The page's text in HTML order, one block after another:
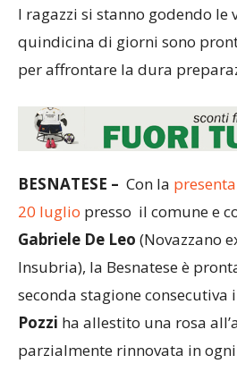
I ragazzi si stanno godendo le
quindicina di giorni sono
per affrontare la dura
BESNATESE – Con la
20 luglio presso il comune e
Gabriele De Leo (Novazzano
Insubria), la Besnatese è
seconda stagione consecutiva
Pozzi ha allestito una rosa
parzialmente rinnovata in